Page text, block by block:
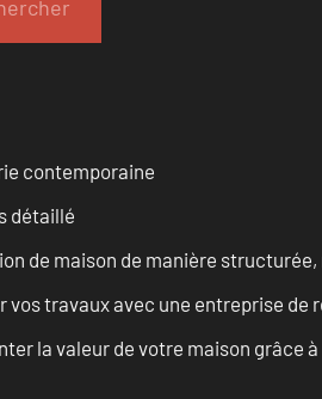
contemporaine
détaillé
de maison de manière
travaux avec une entreprise de
la valeur de votre maison grâce